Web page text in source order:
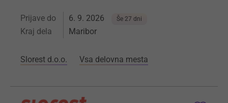
Prijave do 6. 9. 2026 Še 27 dni
Kraj dela Maribor
Slorest d.o.o. Vsa delovna mesta